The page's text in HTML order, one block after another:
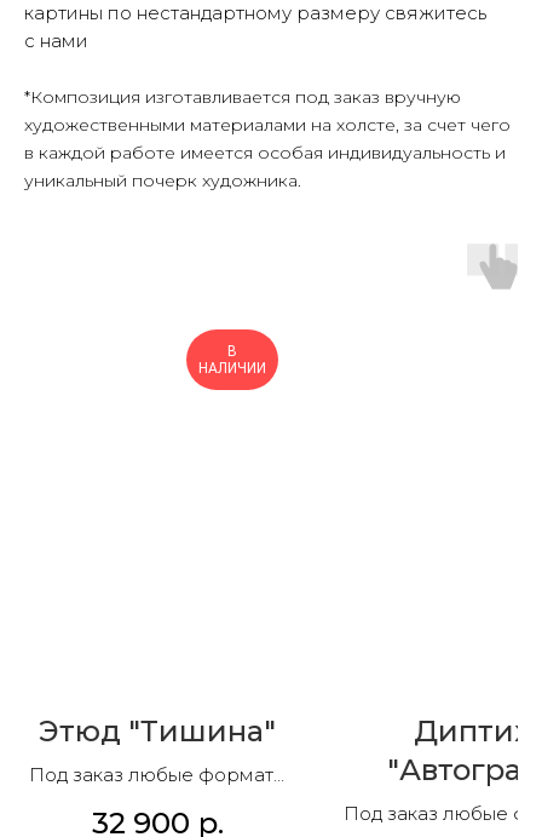
картины по нестандартному размеру свяжитесь
с нами
*Композиция изготавливается под заказ вручную
художественными материалами на холсте, за счет чего
в каждой работе имеется особая индивидуальность и
уникальный почерк художника.
В
НАЛИЧИИ
Этюд "Тишина"
Под заказ любые форматы
32 900 р.
Диптих
Под заказ любые